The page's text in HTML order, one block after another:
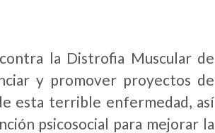
la Distrofia Muscular de
y promover proyectos de
esta terrible enfermedad, así
psicosocial para mejorar la